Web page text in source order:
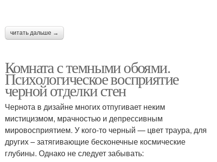
читать дальше →
Комната с темными обоями.
Психологическое восприятие
черной отделки стен
Чернота в дизайне многих отпугивает неким
мистицизмом, мрачностью и депрессивным
мировосприятием. У кого-то черный — цвет траура, для
других – затягивающие бесконечные космические
глубины. Однако не следует забывать: